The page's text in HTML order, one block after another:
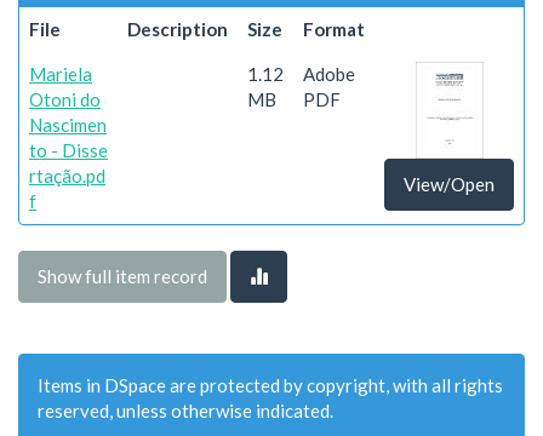
File Description Size Format
Mariela
Otoni do
Nascimen
to - Disse
rtação.pd
f
1.12
MB
Adobe
PDF
View/Open
Show full item record
Items in DSpace are protected by copyright, with all rights
reserved, unless otherwise indicated.